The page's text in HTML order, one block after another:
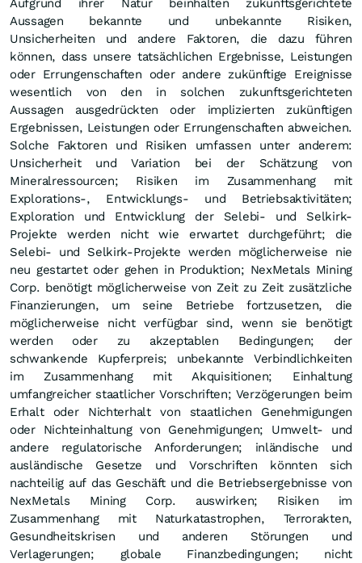
Aussagen bekannte und unbekannte Risiken,
Unsicherheiten und andere Faktoren, die dazu führen
können, dass unsere tatsächlichen Ergebnisse, Leistungen
oder Errungenschaften oder andere zukünftige Ereignisse
wesentlich von den in solchen zukunftsgerichteten
Aussagen ausgedrückten oder implizierten zukünftigen
Ergebnissen, Leistungen oder Errungenschaften abweichen.
Solche Faktoren und Risiken umfassen unter anderem:
Unsicherheit und Variation bei der Schätzung von
Mineralressourcen; Risiken im Zusammenhang mit
Explorations-, Entwicklungs- und Betriebsaktivitäten;
Exploration und Entwicklung der Selebi- und Selkirk-
Projekte werden nicht wie erwartet durchgeführt; die
Selebi- und Selkirk-Projekte werden möglicherweise nie
neu gestartet oder gehen in Produktion; NexMetals Mining
Corp. benötigt möglicherweise von Zeit zu Zeit zusätzliche
Finanzierungen, um seine Betriebe fortzusetzen, die
möglicherweise nicht verfügbar sind, wenn sie benötigt
werden oder zu akzeptablen Bedingungen; der
schwankende Kupferpreis; unbekannte Verbindlichkeiten
im Zusammenhang mit Akquisitionen; Einhaltung
umfangreicher staatlicher Vorschriften; Verzögerungen beim
Erhalt oder Nichterhalt von staatlichen Genehmigungen
oder Nichteinhaltung von Genehmigungen; Umwelt- und
andere regulatorische Anforderungen; inländische und
ausländische Gesetze und Vorschriften könnten sich
nachteilig auf das Geschäft und die Betriebsergebnisse von
NexMetals Mining Corp. auswirken; Risiken im
Zusammenhang mit Naturkatastrophen, Terrorakten,
Gesundheitskrisen und anderen Störungen und
Verlagerungen; globale Finanzbedingungen; nicht